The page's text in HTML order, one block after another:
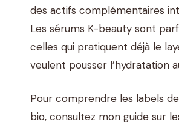
des actifs complémentaires
Les sérums K-beauty sont
celles qui pratiquent déjà le
veulent pousser l’hydratation
Pour comprendre les labels
bio, consultez mon guide sur